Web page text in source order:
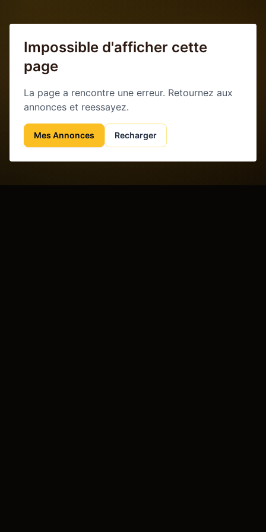
Impossible d'afficher cette
page
La page a rencontre une erreur. Retournez aux
annonces et reessayez.
Mes Annonces Recharger